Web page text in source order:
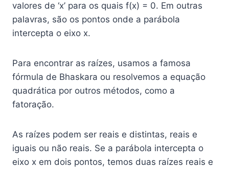
valores de ‘x’ para os quais f(x) = 0. Em outras
palavras, são os pontos onde a parábola
intercepta o eixo x.
Para encontrar as raízes, usamos a famosa
fórmula de Bhaskara ou resolvemos a equação
quadrática por outros métodos, como a
fatoração.
As raízes podem ser reais e distintas, reais e
iguais ou não reais. Se a parábola intercepta o
eixo x em dois pontos, temos duas raízes reais e